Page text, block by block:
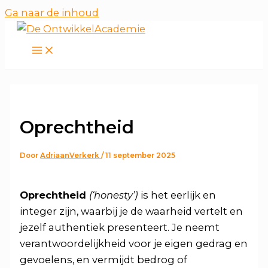
Ga naar de inhoud
Oprechtheid
DoorAdriaanVerkerk/11 september 2025
Oprechtheid (‘honesty’) is het eerlijk en
integer zijn, waarbij je de waarheid vertelt en
jezelf authentiek presenteert. Je neemt
verantwoordelijkheid voor je eigen gedrag en
gevoelens, en vermijdt bedrog of